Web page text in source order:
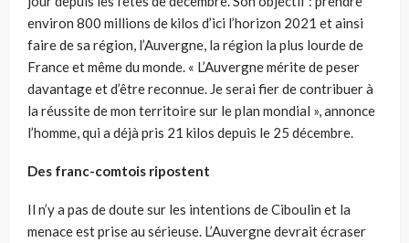
environ 800 millions de kilos d’ici l’horizon 2021 et ainsi
faire de sa région, l’Auvergne, la région la plus lourde de
France et même du monde. « L’Auvergne mérite de peser
davantage et d’être reconnue. Je serai fier de contribuer à
la réussite de mon territoire sur le plan mondial », annonce
l’homme, qui a déjà pris 21 kilos depuis le 25 décembre.
Des franc-comtois ripostent
Il n’y a pas de doute sur les intentions de Ciboulin et la
menace est prise au sérieuse. L’Auvergne devrait écraser